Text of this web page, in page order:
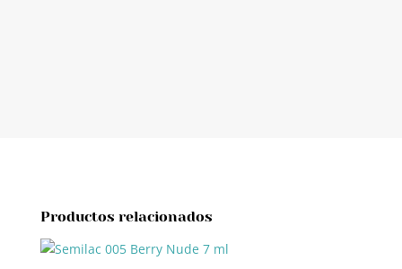
Productos relacionados